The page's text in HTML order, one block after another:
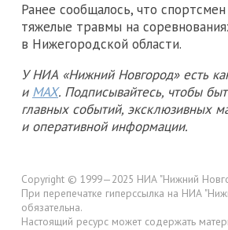
Ранее сообщалось, что
тяжелые травмы на
в Нижегородской области.
У НИА «Нижний Новгород» есть
и MAX. Подписывайтесь, чтобы
главных событий, эксклюзивных
и оперативной информации.
Copyright © 1999—2025 НИА "Нижний
При перепечатке гиперссылка на НИА
обязательна.
Настоящий ресурс может содержать